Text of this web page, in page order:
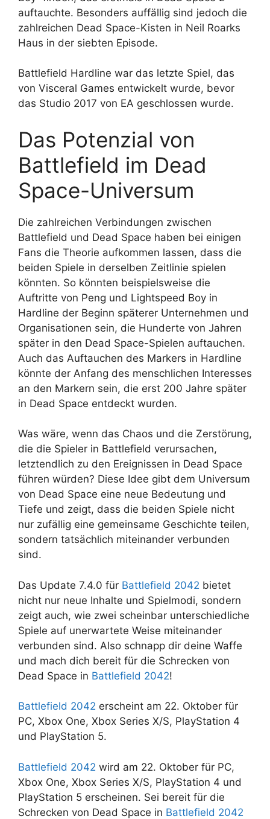
auftauchte. Besonders auffällig sind jedoch die
zahlreichen Dead Space-Kisten in Neil Roarks
Haus in der siebten Episode.
Battlefield Hardline war das letzte Spiel, das
von Visceral Games entwickelt wurde, bevor
das Studio 2017 von EA geschlossen wurde.
Das Potenzial von
Battlefield im Dead
Space-Universum
Die zahlreichen Verbindungen zwischen
Battlefield und Dead Space haben bei einigen
Fans die Theorie aufkommen lassen, dass die
beiden Spiele in derselben Zeitlinie spielen
könnten. So könnten beispielsweise die
Auftritte von Peng und Lightspeed Boy in
Hardline der Beginn späterer Unternehmen und
Organisationen sein, die Hunderte von Jahren
später in den Dead Space-Spielen auftauchen.
Auch das Auftauchen des Markers in Hardline
könnte der Anfang des menschlichen Interesses
an den Markern sein, die erst 200 Jahre später
in Dead Space entdeckt wurden.
Was wäre, wenn das Chaos und die Zerstörung,
die die Spieler in Battlefield verursachen,
letztendlich zu den Ereignissen in Dead Space
führen würden? Diese Idee gibt dem Universum
von Dead Space eine neue Bedeutung und
Tiefe und zeigt, dass die beiden Spiele nicht
nur zufällig eine gemeinsame Geschichte teilen,
sondern tatsächlich miteinander verbunden
sind.
Das Update 7.4.0 für Battlefield 2042 bietet
nicht nur neue Inhalte und Spielmodi, sondern
zeigt auch, wie zwei scheinbar unterschiedliche
Spiele auf unerwartete Weise miteinander
verbunden sind. Also schnapp dir deine Waffe
und mach dich bereit für die Schrecken von
Dead Space in Battlefield 2042!
Battlefield 2042 erscheint am 22. Oktober für
PC, Xbox One, Xbox Series X/S, PlayStation 4
und PlayStation 5.
Battlefield 2042 wird am 22. Oktober für PC,
Xbox One, Xbox Series X/S, PlayStation 4 und
PlayStation 5 erscheinen. Sei bereit für die
Schrecken von Dead Space in Battlefield 2042